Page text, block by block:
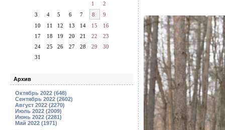
1
2
3
4 5 6 7 8
9
10
11 12 13 14 15
16
17
18 19 20 21 22
23
24
25 26 27 28 29
30
31
Архив
Октябрь 2022 (648)
Сентябрь 2022 (2602)
Август 2022 (2270)
Июль 2022 (2009)
Июнь 2022 (2281)
Май 2022 (1971)